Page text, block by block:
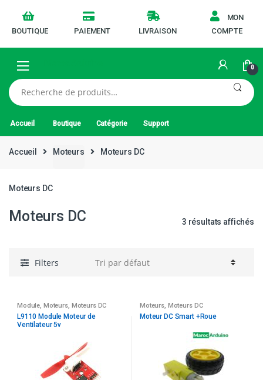
BOUTIQUE PAIEMENT LIVRAISON
MON
COMPTE
0
Recherche
pour :
Accueil Boutique Catégorie Support
Accueil Moteurs Moteurs DC
Moteurs DC
Moteurs DC 3 résultats affichés
Filters
Module, Moteurs, Moteurs DC
L9110 Module Moteur de
Ventilateur 5v
Moteurs, Moteurs DC
Moteur DC Smart +Roue